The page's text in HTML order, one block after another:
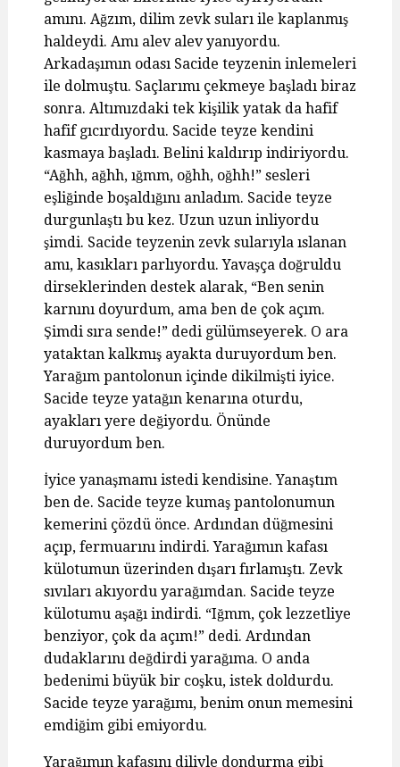
amını. Ağzım, dilim zevk suları ile kaplanmış
haldeydi. Amı alev alev yanıyordu.
Arkadaşımın odası Sacide teyzenin inlemeleri
ile dolmuştu. Saçlarımı çekmeye başladı biraz
sonra. Altımızdaki tek kişilik yatak da hafif
hafif gıcırdıyordu. Sacide teyze kendini
kasmaya başladı. Belini kaldırıp indiriyordu.
“Ağhh, ağhh, ığmm, oğhh, oğhh!” sesleri
eşliğinde boşaldığını anladım. Sacide teyze
durgunlaştı bu kez. Uzun uzun inliyordu
şimdi. Sacide teyzenin zevk sularıyla ıslanan
amı, kasıkları parlıyordu. Yavaşça doğruldu
dirseklerinden destek alarak, “Ben senin
karnını doyurdum, ama ben de çok açım.
Şimdi sıra sende!” dedi gülümseyerek. O ara
yataktan kalkmış ayakta duruyordum ben.
Yarağım pantolonun içinde dikilmişti iyice.
Sacide teyze yatağın kenarına oturdu,
ayakları yere değiyordu. Önünde
duruyordum ben.
İyice yanaşmamı istedi kendisine. Yanaştım
ben de. Sacide teyze kumaş pantolonumun
kemerini çözdü önce. Ardından düğmesini
açıp, fermuarını indirdi. Yarağımın kafası
külotumun üzerinden dışarı fırlamıştı. Zevk
sıvıları akıyordu yarağımdan. Sacide teyze
külotumu aşağı indirdi. “Iğmm, çok lezzetliye
benziyor, çok da açım!” dedi. Ardından
dudaklarını değdirdi yarağıma. O anda
bedenimi büyük bir coşku, istek doldurdu.
Sacide teyze yarağımı, benim onun memesini
emdiğim gibi emiyordu.
Yarağımın kafasını diliyle dondurma gibi